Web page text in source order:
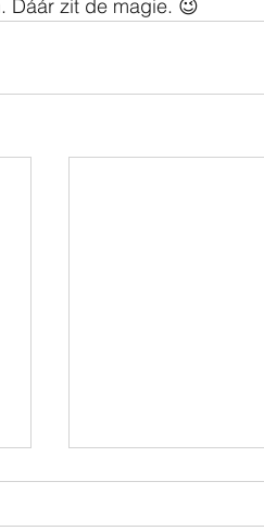
Dáár zit de magie. 😉